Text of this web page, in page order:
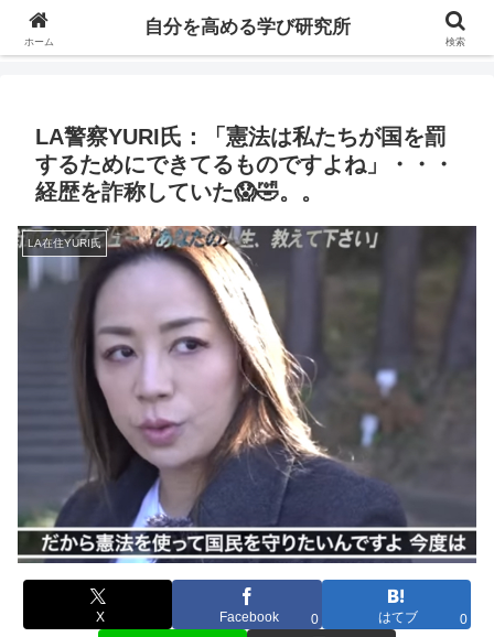
自分の価値を高めるための学びについて研究し、セミナーや情報（ブログ、動
LA警察YURI氏：「憲法は私たちが国を罰
するためにできてるものですよね」・・・
経歴を詐称していた😱🤣。。
LA在住YURI氏
X Facebook 0 はてブ 0
ホーム
自分を高める学び研究所
検索